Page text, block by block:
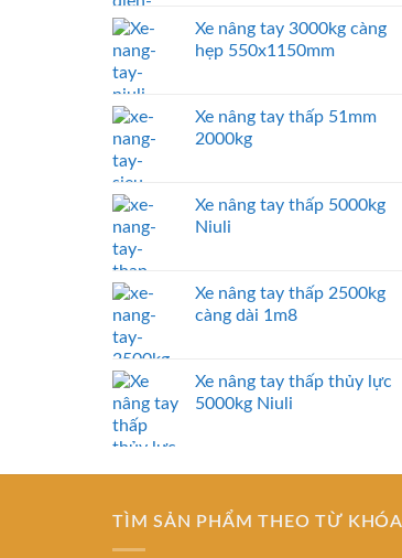
Xe nâng tay 3000kg càng
hẹp 550x1150mm
Xe nâng tay thấp 51mm
2000kg
Xe nâng tay thấp 5000kg
Niuli
Xe nâng tay thấp 2500kg
càng dài 1m8
Xe nâng tay thấp thủy lực
5000kg Niuli
TÌM SẢN PHẨM THEO TỪ KHÓA